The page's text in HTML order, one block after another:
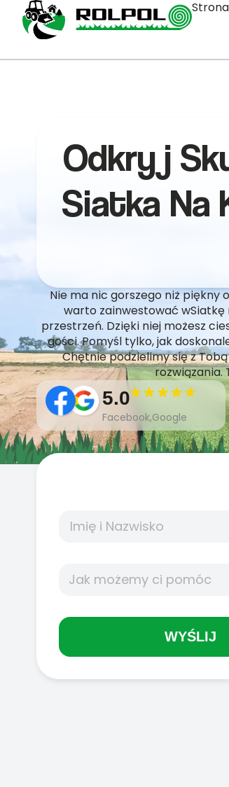
Odkryj
Siatka Na
Nie ma nic gorszego niż piękny
warto zainwestować
przestrzeń. Dzięki niej możesz
gości. Pomyśl tylko, jak
Chętnie podzielimy się z
rozwiązania.
5.0
Facebook,Google
WYŚLIJ